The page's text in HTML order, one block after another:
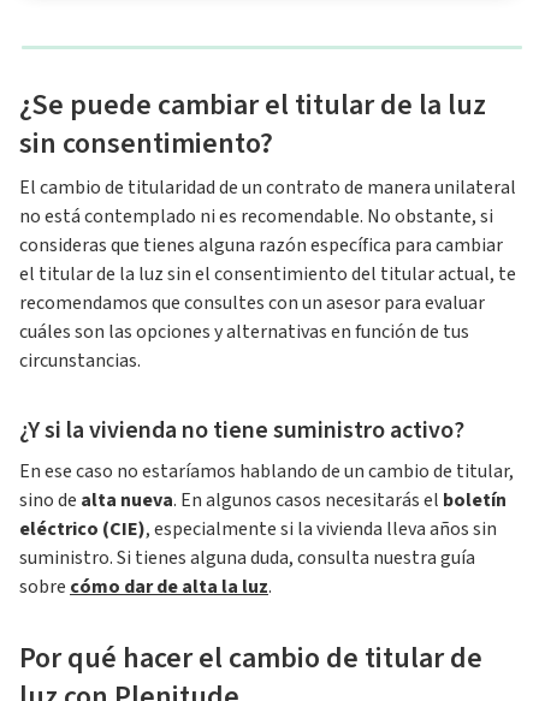
¿Se puede cambiar el titular de la luz
sin consentimiento?
El cambio de titularidad de un contrato de manera unilateral
no está contemplado ni es recomendable. No obstante, si
consideras que tienes alguna razón específica para cambiar
el titular de la luz sin el consentimiento del titular actual, te
recomendamos que consultes con un asesor para evaluar
cuáles son las opciones y alternativas en función de tus
circunstancias.
¿Y si la vivienda no tiene suministro activo?
En ese caso no estaríamos hablando de un cambio de titular,
sino de alta nueva. En algunos casos necesitarás el boletín
eléctrico (CIE), especialmente si la vivienda lleva años sin
suministro. Si tienes alguna duda, consulta nuestra guía
sobre cómo dar de alta la luz.
Por qué hacer el cambio de titular de